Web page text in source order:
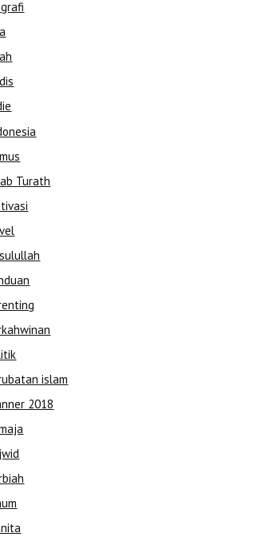
Next item
...
Turath
islam
2018